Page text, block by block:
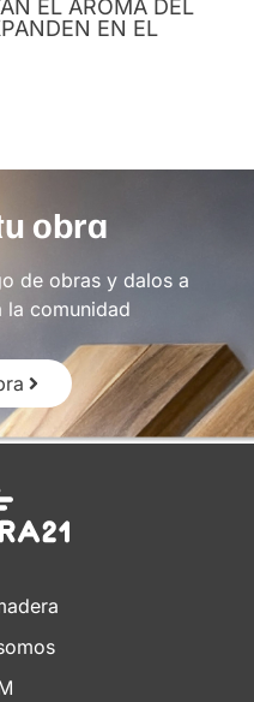
EL AROMA DEL
EN EL
obra
de obras y dalos a
la comunidad